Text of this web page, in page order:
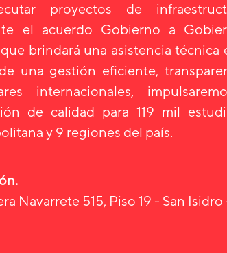
proyectos de
el acuerdo Gobierno a
brindará una asistencia técnica
una gestión eficiente,
internacionales,
de calidad para 119 mil
y 9 regiones del país.
Navarrete 515, Piso 19 - San Isidro